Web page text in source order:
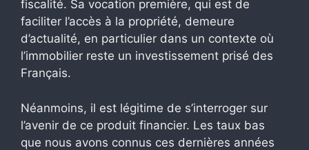
fiscalité. Sa vocation première, qui est de
faciliter l’accès à la propriété, demeure
d’actualité, en particulier dans un contexte où
l’immobilier reste un investissement prisé des
Français.
Néanmoins, il est légitime de s’interroger sur
l’avenir de ce produit financier. Les taux bas
que nous avons connus ces dernières années